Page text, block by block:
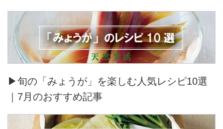
▶旬の「みょうが」を楽しむ人気レシピ10選
｜7月のおすすめ記事